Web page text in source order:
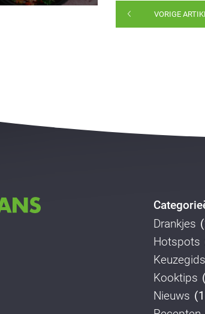
VORIGE
Drankjes
Hotspots
Keuzegids
Kooktips
Nieuws